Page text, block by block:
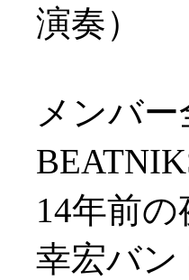
演奏）
メンバ
14年前
幸宏バン